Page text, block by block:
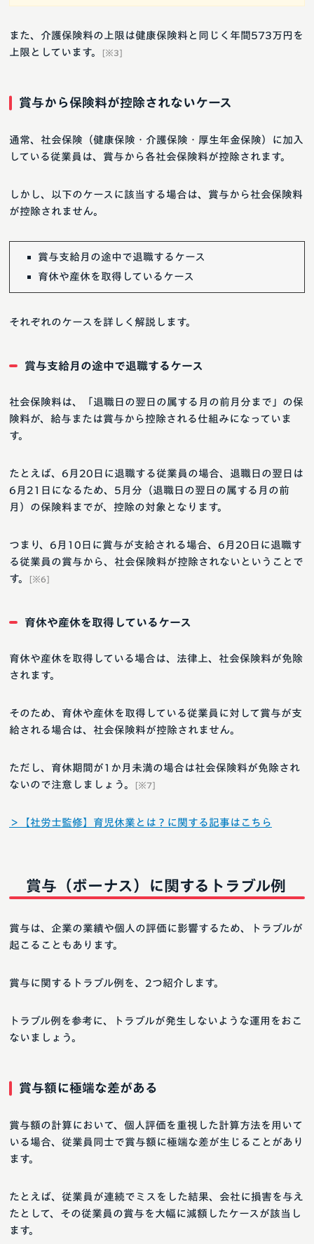
また、介護保険料の上限は健康保険料と同じく年間573万円を
上限としています。
[※3]
賞与から保険料が控除されないケース
通常、社会保険（健康保険・介護保険・厚生年金保険）に加入
している従業員は、賞与から各社会保険料が控除されます。
しかし、以下のケースに該当する場合は、賞与から社会保険料
が控除されません。
賞与支給月の途中で退職するケース
育休や産休を取得しているケース
それぞれのケースを詳しく解説します。
賞与支給月の途中で退職するケース
社会保険料は、「退職日の翌日の属する月の前月分まで」の保
険料が、給与または賞与から控除される仕組みになっていま
す。
たとえば、6月20日に退職する従業員の場合、退職日の翌日は
6月21日になるため、5月分（退職日の翌日の属する月の前
月）の保険料までが、控除の対象となります。
つまり、6月10日に賞与が支給される場合、6月20日に退職す
る従業員の賞与から、社会保険料が控除されないということで
す。
[※6]
育休や産休を取得しているケース
育休や産休を取得している場合は、法律上、社会保険料が免除
されます。
そのため、育休や産休を取得している従業員に対して賞与が支
給される場合は、社会保険料が控除されません。
ただし、育休期間が1か月未満の場合は社会保険料が免除され
ないので注意しましょう。
[※7]
＞【社労士監修】育児休業とは？に関する記事はこちら
賞与（ボーナス）に関するトラブル例
賞与は、企業の業績や個人の評価に影響するため、トラブルが
起こることもあります。
賞与に関するトラブル例を、2つ紹介します。
トラブル例を参考に、トラブルが発生しないような運用をおこ
ないましょう。
賞与額に極端な差がある
賞与額の計算において、個人評価を重視した計算方法を用いて
いる場合、従業員同士で賞与額に極端な差が生じることがあり
ます。
たとえば、従業員が連続でミスをした結果、会社に損害を与え
たとして、その従業員の賞与を大幅に減額したケースが該当し
ます。